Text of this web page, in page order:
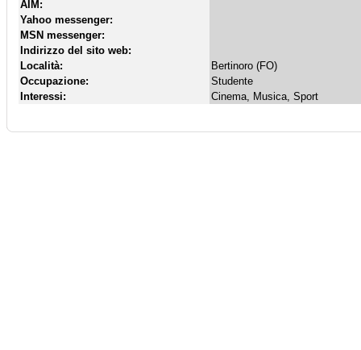
AIM:
Yahoo messenger:
MSN messenger:
Indirizzo del sito web:
Località:
Bertinoro (FO)
Occupazione:
Studente
Interessi:
Cinema, Musica, Sport